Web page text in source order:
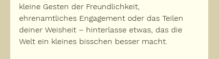
kleine Gesten der Freundlichkeit,
ehrenamtliches Engagement oder das Teilen
deiner Weisheit – hinterlasse etwas, das die
Welt ein kleines bisschen besser macht.